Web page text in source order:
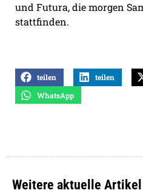
und Futura, die morgen
stattfinden.
teilen teilen
WhatsApp
Weitere aktuelle